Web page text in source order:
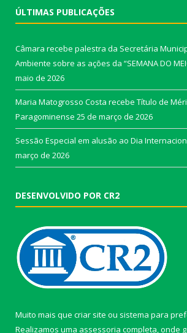
ÚLTIMAS PUBLICAÇÕES
Câmara recebe palestra da Secretária
Ambiente sobre as ações da “SEMANA DO
maio de 2026
Maria Matogrosso Costa recebe Título de
Paragominense 25 de março de 2026
Sessão Especial em alusão ao Dia
março de 2026
DESENVOLVIDO POR CR2
Muito mais que criar site ou sistema para
Realizamos uma assessoria completa, onde